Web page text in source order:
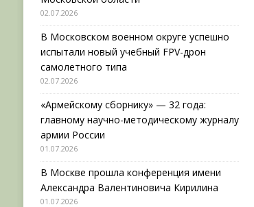
02.07.2026
В Московском военном округе успешно
испытали новый учебный FPV-дрон
самолетного типа
02.07.2026
«Армейскому сборнику» — 32 года:
главному научно-методическому журналу
армии России
01.07.2026
В Москве прошла конференция имени
Александра Валентиновича Кирилина
01.07.2026